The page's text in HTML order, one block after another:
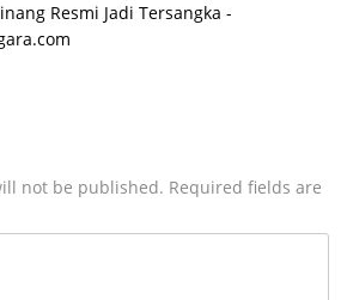
Resmi Jadi Tersangka -
not be published. Required fields are